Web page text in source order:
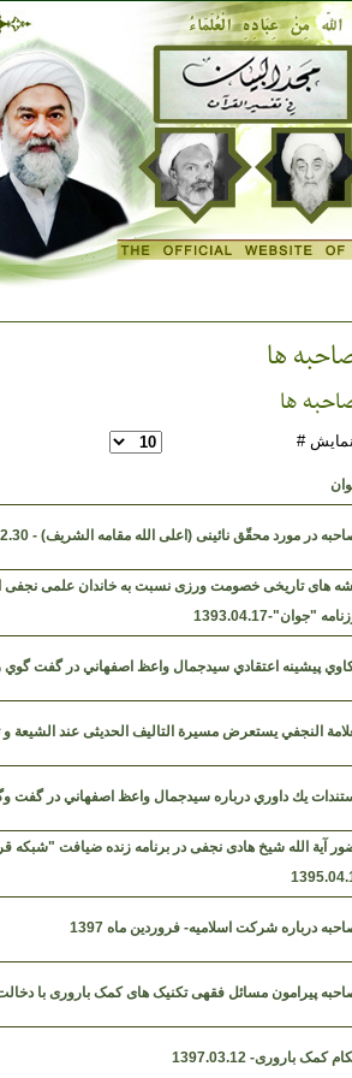
ها
ها
نمایش #
در مورد محقّق نائینی (اعلی الله مقامه الشریف) - 1405.02.30
های تاریخی خصومت ورزی نسبت به خاندان علمی نجفی
"جوان"-1393.04.17
پيشينه اعتقادي سيدجمال واعظ اصفهاني در گفت گوي
النجفي یستعرض مسیرة التالیف الحدیثی عند الشیعة و
يك داوري درباره سيد‌جمال واعظ اصفهاني در گفت وگوي
آیة الله شیخ هادی نجفی در برنامه زنده ضیافت
درباره شرکت اسلامیه- فروردین ماه 1397
پیرامون مسائل فقهی تکنیک های کمک باروری با دخالت شخص
کمک باروری- 1397.03.12